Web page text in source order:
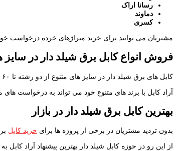
رسانا اراک
دماوند
کسری
مشتریان می توانند برای خرید متراژهای خرده درخواست خود
فروش انواع کابل برق شیلد دار در سایز
کابل های برق شیلد دار در سایز های متنوع از دو رشته تا ۶۰ رشته در سایز های ۰٫۵
آراد کابل با برند های متنوع خود می تواند به درخواست
بهترین کابل برق شیلد دار در بازار
بدون تردید مشتریان در برخی از پروژه ها برای خرید کابل
از این رو در حوزه کابل شیلد دار بهترین پیشنهاد آراد